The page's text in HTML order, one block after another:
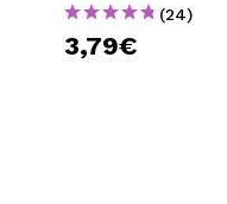
(24)
3,79€